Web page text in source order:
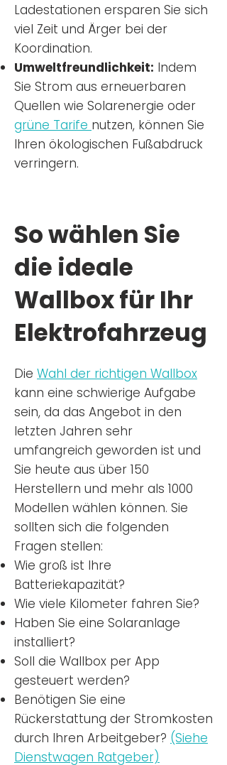
Ladestationen ersparen Sie sich
viel Zeit und Ärger bei der
Koordination.
Umweltfreundlichkeit: Indem
Sie Strom aus erneuerbaren
Quellen wie Solarenergie oder
grüne Tarife nutzen, können Sie
Ihren ökologischen Fußabdruck
verringern.
So wählen Sie
die ideale
Wallbox für Ihr
Elektrofahrzeug
Die Wahl der richtigen Wallbox
kann eine schwierige Aufgabe
sein, da das Angebot in den
letzten Jahren sehr
umfangreich geworden ist und
Sie heute aus über 150
Herstellern und mehr als 1000
Modellen wählen können. Sie
sollten sich die folgenden
Fragen stellen:
Wie groß ist Ihre
Batteriekapazität?
Wie viele Kilometer fahren Sie?
Haben Sie eine Solaranlage
installiert?
Soll die Wallbox per App
gesteuert werden?
Benötigen Sie eine
Rückerstattung der Stromkosten
durch Ihren Arbeitgeber? (Siehe
Dienstwagen Ratgeber)